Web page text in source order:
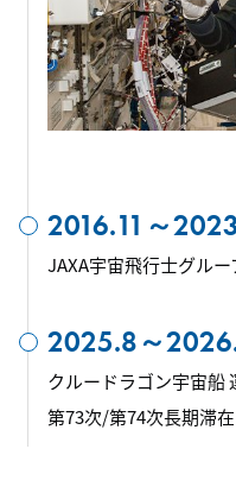
2016.11～
JAXA宇宙飛行士グルー
2025.8～
クルードラゴン宇宙船
第73次/第74次長期滞在